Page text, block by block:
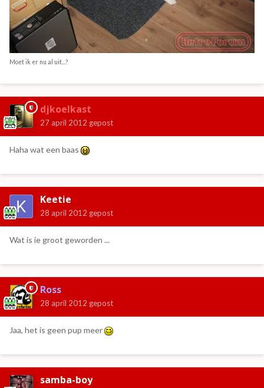
Moet ik er nu al uit...?
djkoelkast
27 april 2012 gepost
Haha wat een baas
Keetie
28 april 2012 gepost
Wat is ie groot geworden ...
Ross
28 april 2012 gepost
Jaa, het is geen pup meer
samba-boy